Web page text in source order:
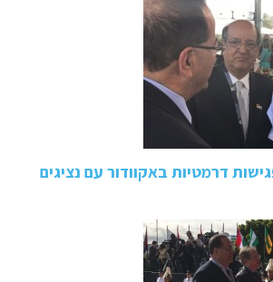
דרמטיות באקוודור עם נציגים